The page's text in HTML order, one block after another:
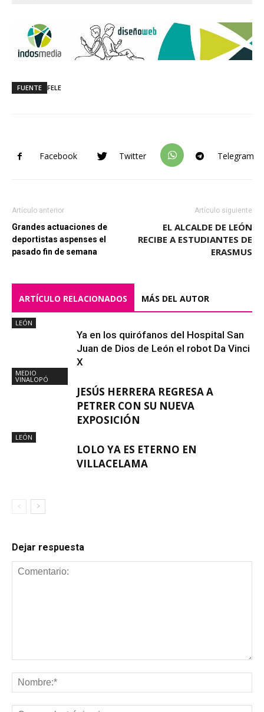
FUENTE FELE
Facebook Twitter Telegram
Artículo anterior
Grandes actuaciones de
deportistas aspenses el
pasado fin de semana
Artículo siguiente
EL ALCALDE DE LEÓN
RECIBE A ESTUDIANTES DE
ERASMUS
ARTÍCULO RELACIONADOS MÁS DEL AUTOR
LEÓN
Ya en los quirófanos del Hospital San
Juan de Dios de León el robot Da Vinci
X
MEDIO
VINALOPÓ
JESÚS HERRERA REGRESA A
PETRER CON SU NUEVA
EXPOSICIÓN
LEÓN
LOLO YA ES ETERNO EN
VILLACELAMA
Dejar respuesta